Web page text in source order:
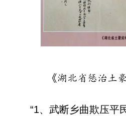
《湖北省惩治土
“1、武断乡曲欺压平